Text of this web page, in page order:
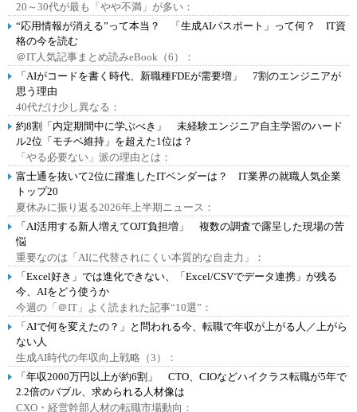
20～30代が最も「やや不満」が多い：
“応用情報が消える”って本当？ 「生成AIパスポート」って何？ IT資
格の今を読む
＠IT人気記事まとめ読みeBook（6）：
「AIがコードを書く時代、新職種FDEが需要増」 7割のエンジニアが
思う理由
40代だけ少し異なる：
約8割「内定期間中に学ぶべき」 未経験エンジニア自主学習のハード
ル2位「モチベ維持」を超えた1位は？
「やる必要ない」派の理由とは：
富士通を抜いて2位に躍進したITベンダーは？ IT業界の就職人気企業
トップ20
夏休みに振り返る2026年上半期ニュース：
「AI活用する新人増えてOJT負担増」 複数の調査で露呈した現場の苦
悩
重要なのは「AIに代替されにくい本質的な自走力」：
「Excel好き」では進化できない、「Excel/CSVでデータ連携」が残る
今、AIをどう使うか
今週の「＠IT」よく読まれた記事“10選”：
「AIで何を変えたの？」と問われる今、転職で年収が上がる人／上がら
ない人
生成AI時代の年収向上戦略（3）：
「年収2000万円以上が約6割」 CTO、CIOなどハイクラス転職が5年で
2.2倍のバブル、求められる人材像は
CXO・経営幹部人材の転職市場動向：